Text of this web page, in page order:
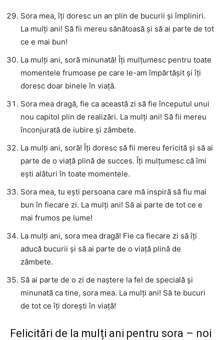
Sora mea, îți doresc un an plin de bucurii și împliniri.
La mulți ani! Să fii mereu sănătoasă și să ai parte de tot
ce e mai bun!
La mulți ani, soră minunată! Îți mulțumesc pentru toate
momentele frumoase pe care le-am împărtășit și îți
doresc doar binele în viață.
Sora mea dragă, fie ca această zi să fie începutul unui
nou capitol plin de realizări. La mulți ani! Să fii mereu
înconjurată de iubire și zâmbete.
La mulți ani, soră! Îți doresc să fii mereu fericită și să ai
parte de o viață plină de succes. Îți mulțumesc că îmi
ești alături în toate momentele.
Sora mea, tu ești persoana care mă inspiră să fiu mai
bun în fiecare zi. La mulți ani! Să ai parte de tot ce e
mai frumos pe lume!
La mulți ani, sora mea dragă! Fie ca fiecare zi să îți
aducă bucurii și să ai parte de o viață plină de
zâmbete.
Să ai parte de o zi de naștere la fel de specială și
minunată ca tine, sora mea. La mulți ani! Să te bucuri
de tot ce îți dorești în viață!
Felicitări de la mulți ani pentru sora – noi